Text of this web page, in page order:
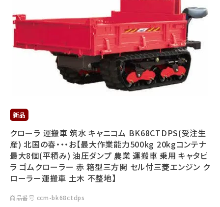
FAQ
FAXでのご注文
0739-72-453224時間受付
クローラ 運搬車 筑水 キャニコム BK68CTDPS(受注生
産) 北国の春・・・お【最大作業能力500kg 20kgコンテナ
最大8個(平積み) 油圧ダンプ 農業 運搬車 乗用 キャタピ
ラ ゴムクローラー 赤 箱型三方開 セル付三菱エンジン ク
ローラー運搬車 土木 不整地】
商品番号 ccm-bk68ctdps